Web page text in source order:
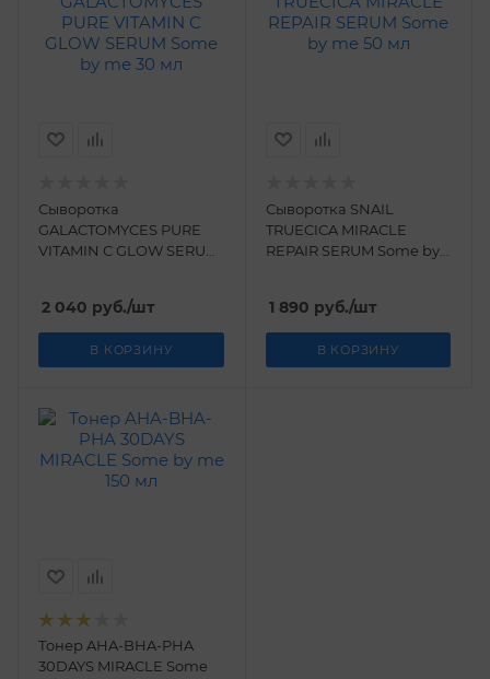
Сыворотка
GALACTOMYCES PURE
VITAMIN C GLOW SERUM
2 040 руб./шт
В КОРЗИНУ
Сыворотка SNAIL
TRUECICA MIRACLE
REPAIR SERUM Some by
1 890 руб./шт
В КОРЗИНУ
Тонер AHA-BHA-PHA
30DAYS MIRACLE Some